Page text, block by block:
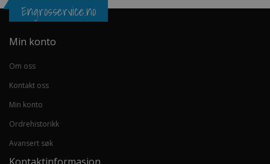
Engrosservice.no
Min konto
Om oss
Kontakt oss
Min konto
Ordrehistorikk
Avansert søk